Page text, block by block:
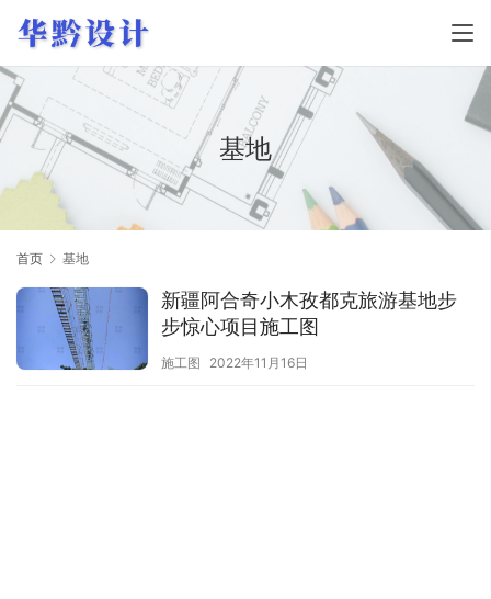
基地
首页 基地
新疆阿合奇小木孜都克旅游基地步
步惊心项目施工图
施工图 2022年11月16日